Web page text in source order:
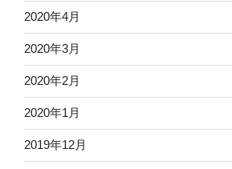
2020年4月
2020年3月
2020年2月
2020年1月
2019年12月